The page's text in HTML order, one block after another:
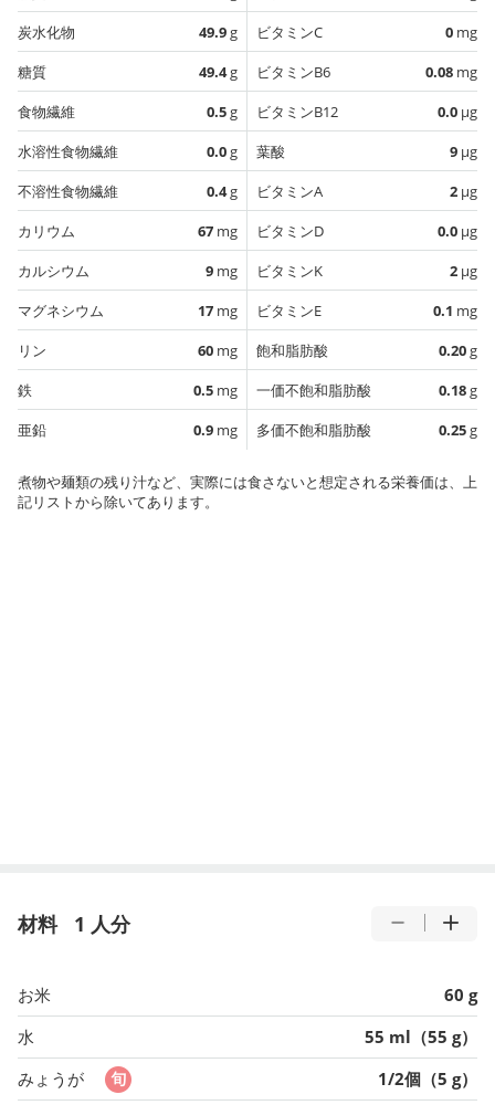
炭水化物
49.9g
糖質
49.4g
食物繊維
0.5g
水溶性食物繊維
0.0g
不溶性食物繊維
0.4g
カリウム
67 mg
カルシウム
9 mg
マグネシウム
17 mg
リン
60 mg
鉄
0.5 mg
亜鉛
0.9 mg
ビタミンC
0 mg
ビタミンB6
0.08 mg
ビタミンB12
0.0 µg
葉酸
9 µg
ビタミンA
2 µg
ビタミンD
0.0 µg
ビタミンK
2 µg
ビタミンE
0.1 mg
飽和脂肪酸
0.20g
一価不飽和脂肪酸
0.18g
多価不飽和脂肪酸
0.25g
煮物や麺類の残り汁など、実際には食さないと想定される栄養価は、上
記リストから除いてあります。
材料 1 人分
お米
60 g
水
55 ml（55 g）
みょうが
1/2個（5 g）